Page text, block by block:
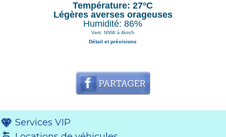
Température: 27°C
Légères averses orageuses
Humidité: 86%
Vent: NNW à 4km/h
Détail et prévisions
Services VIP